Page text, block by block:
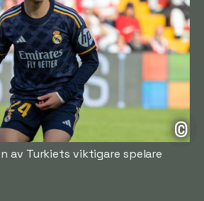
©
av Turkiets viktigare spelare